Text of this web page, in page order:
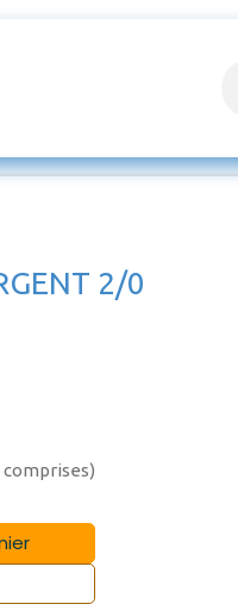
2/0